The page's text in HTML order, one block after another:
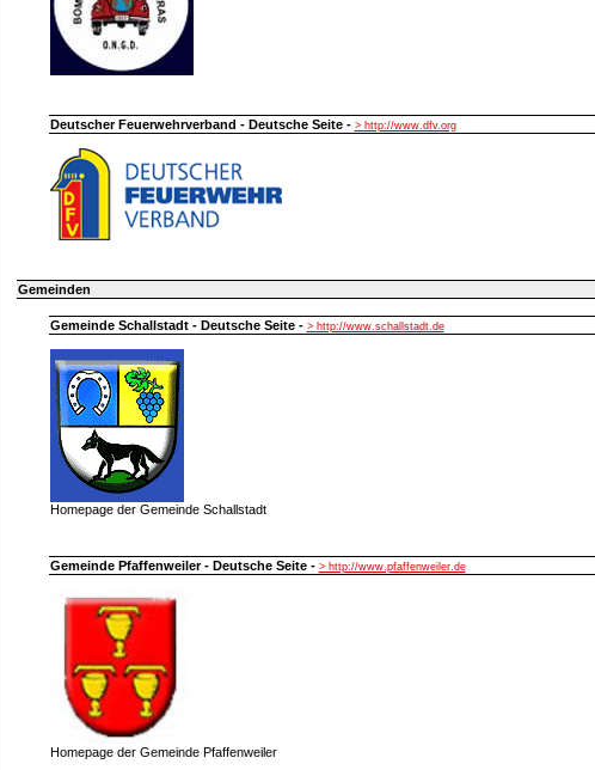
Deutscher Feuerwehrverband - Deutsche Seite - > http://www.dfv.org
Gemeinden
Gemeinde Schallstadt - Deutsche Seite - > http://www.schallstadt.de
Homepage der Gemeinde Schallstadt
Gemeinde Pfaffenweiler - Deutsche Seite - > http://www.pfaffenweiler.de
Homepage der Gemeinde Pfaffenweiler